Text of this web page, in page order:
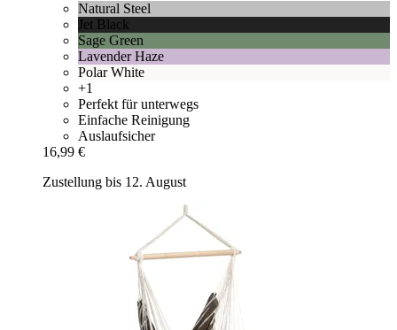
Natural Steel
Jet Black
Sage Green
Lavender Haze
Polar White
+1
Perfekt für unterwegs
Einfache Reinigung
Auslaufsicher
16,99 €
Zustellung bis 12. August